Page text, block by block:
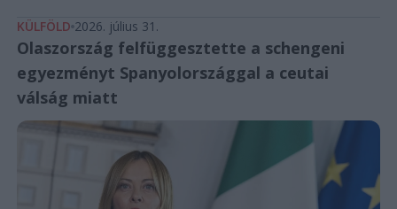
KÜLFÖLD 2026. július 31.
Olaszország felfüggesztette a schengeni
egyezményt Spanyolországgal a ceutai
válság miatt